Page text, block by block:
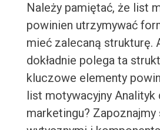
Należy pamiętać, że list
powinien utrzymywać
mieć zalecaną strukturę.
dokładnie polega ta
kluczowe elementy
list motywacyjny Analityk
marketingu? Zapoznajmy